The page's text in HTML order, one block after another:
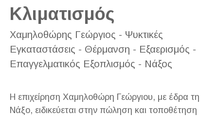
Κλιματισμός
Χαμηλοθώρης Γεώργιος - Ψυκτικές
Εγκαταστάσεις - Θέρμανση - Εξαερισμός -
Επαγγελματικός Εξοπλισμός - Νάξος
Η επιχείρηση Χαμηλοθώρη Γεώργιου, με έδρα τη
Νάξο, ειδικεύεται στην πώληση και τοποθέτηση